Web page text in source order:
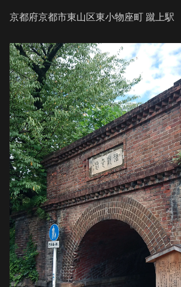
京都府京都市東山区東小物座町 蹴上駅